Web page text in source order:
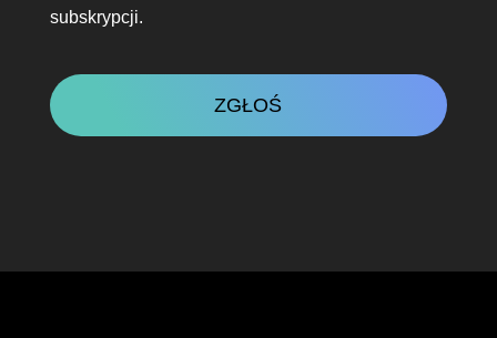
subskrypcji.